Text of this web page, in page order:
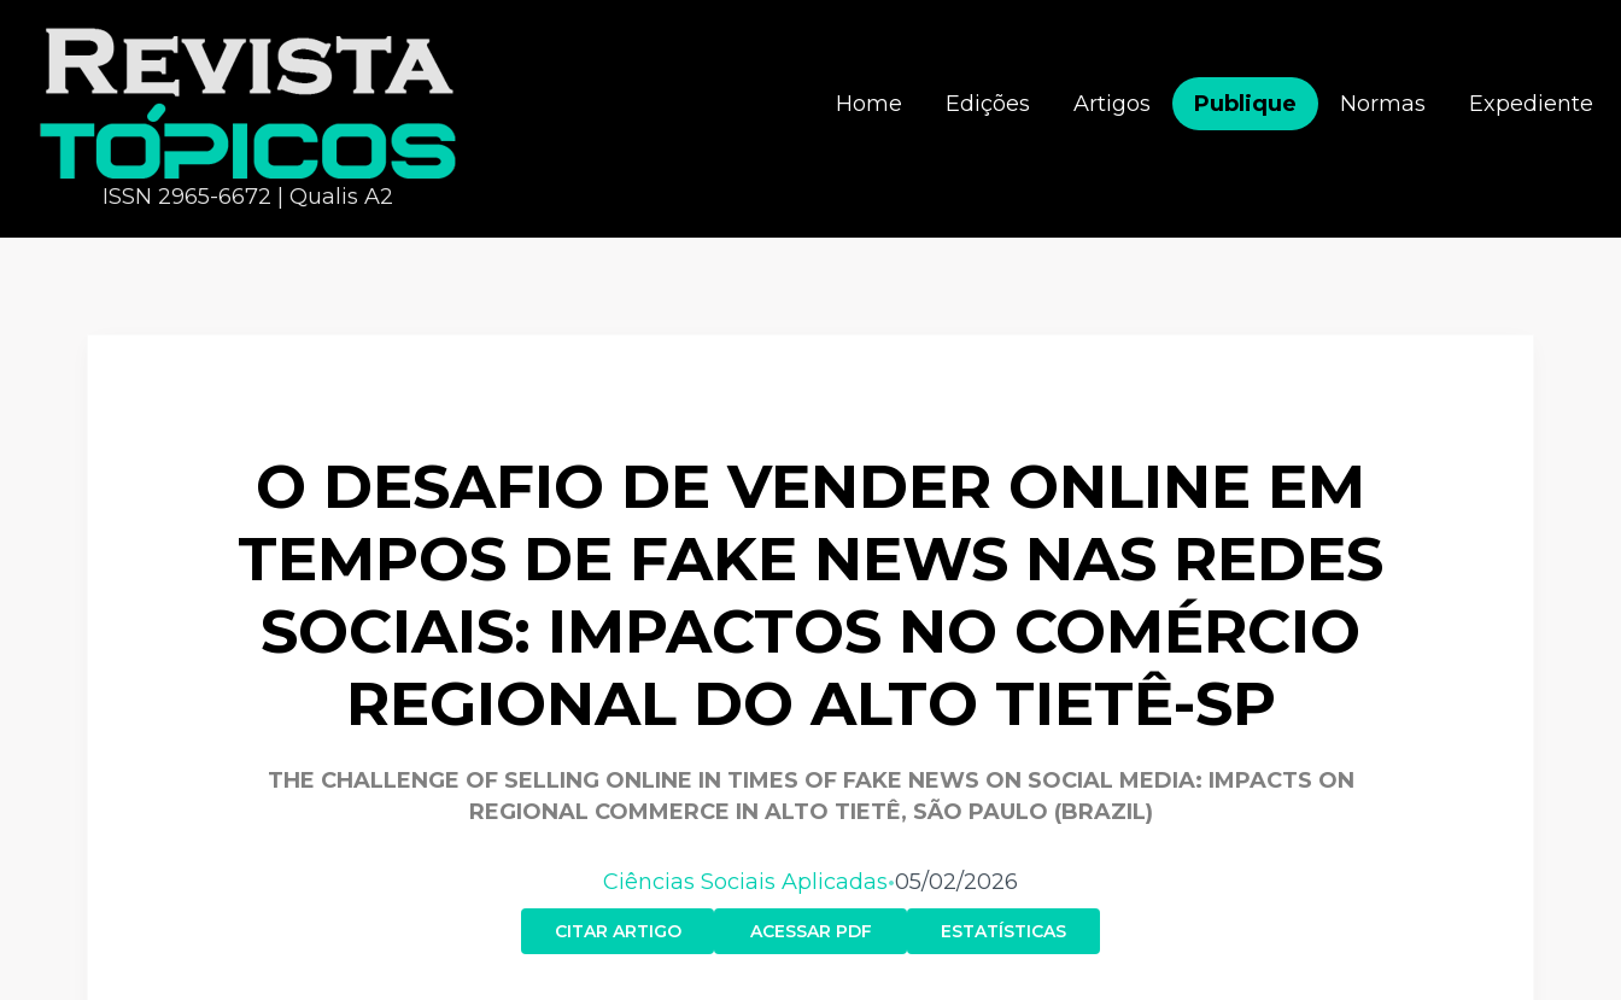
ISSN 2965-6672 | Qualis A2
Home Edições Artigos Publique Normas Expediente
O DESAFIO DE VENDER ONLINE EM
TEMPOS DE FAKE NEWS NAS REDES
SOCIAIS: IMPACTOS NO COMÉRCIO
REGIONAL DO ALTO TIETÊ-SP
THE CHALLENGE OF SELLING ONLINE IN TIMES OF FAKE NEWS ON SOCIAL MEDIA: IMPACTS ON
REGIONAL COMMERCE IN ALTO TIETÊ, SÃO PAULO (BRAZIL)
Ciências Sociais Aplicadas•05/02/2026
CITAR ARTIGO ACESSAR PDF ESTATÍSTICAS